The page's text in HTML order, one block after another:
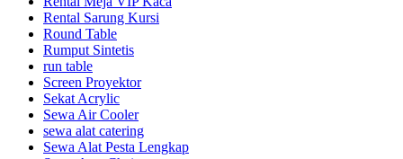
Rental Sarung Kursi
Round Table
Rumput Sintetis
run table
Screen Proyektor
Sekat Acrylic
Sewa Air Cooler
sewa alat catering
Sewa Alat Pesta Lengkap